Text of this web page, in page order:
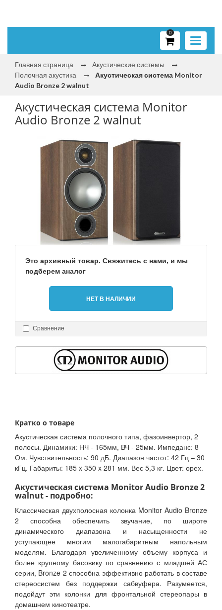
Toggle
0
Главная страница
Акустические системы
Полочная акустика
Акустическая система Monitor
Audio Bronze 2 walnut
Акустическая система Monitor
Audio Bronze 2 walnut
Это архивный товар. Свяжитесь с нами, и мы
подберем аналог
НЕТ В НАЛИЧИИ
Сравнение
Кратко о товаре
Акустическая система полочного типа, фазоинвертор, 2
полосы. Динамики: НЧ - 165мм, ВЧ - 25мм. Импеданс: 8
Ом. Чувствительность: 90 дБ. Диапазон частот: 42 Гц – 30
кГц. Габариты: 185 x 350 x 281 мм. Вес 5,3 кг. Цвет: орех.
Акустическая система Monitor Audio Bronze 2
walnut - подробно:
Классическая двухполосная колонка Monitor Audio Bronze
2 способна обеспечить звучание, по широте
динамического диапазона и насыщенности не
уступающее многим малогабаритным напольным
моделям. Благодаря увеличенному объему корпуса и
более крупному басовику по сравнению с младшей АС
серии, Bronze 2 способна эффективно работать в составе
стереосистем без поддержки сабвуфера. Разумеется,
подойдут эти колонки для фронтальной стереопары в
домашнем кинотеатре.